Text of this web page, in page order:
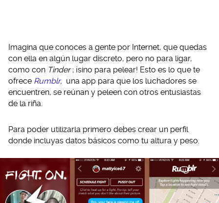
Imagina que conoces a gente por Internet, que quedas
con ella en algún lugar discreto, pero no para ligar,
como con Tinder ; ¡sino para pelear! Esto es lo que te
ofrece Rumblr, una app para que los luchadores se
encuentren, se reúnan y peleen con otros entusiastas
de la riña.
Para poder utilizarla primero debes crear un perfil
donde incluyas datos básicos como tu altura y peso.